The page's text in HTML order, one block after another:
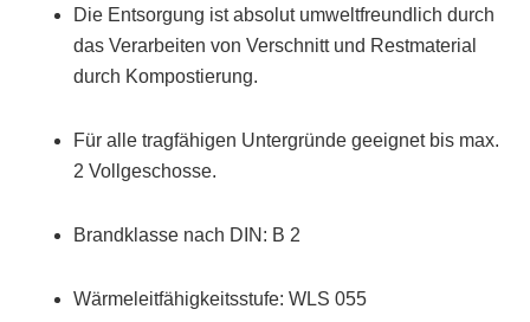
Die Entsorgung ist absolut umweltfreundlich durch
das Verarbeiten von Verschnitt und Restmaterial
durch Kompostierung.
Für alle tragfähigen Untergründe geeignet bis max.
2 Vollgeschosse.
Brandklasse nach DIN: B 2
Wärmeleitfähigkeitsstufe: WLS 055